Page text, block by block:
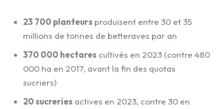
23 700 planteurs produisent entre 30 et 35
millions de tonnes de betteraves par an
370 000 hectares cultivés en 2023 (contre 480
000 ha en 2017, avant la fin des quotas
sucriers)
20 sucreries actives en 2023, contre 30 en